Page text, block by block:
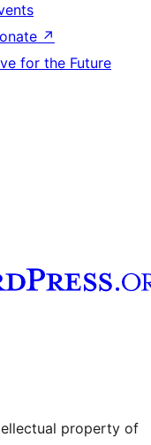
↗
for the Future
property of